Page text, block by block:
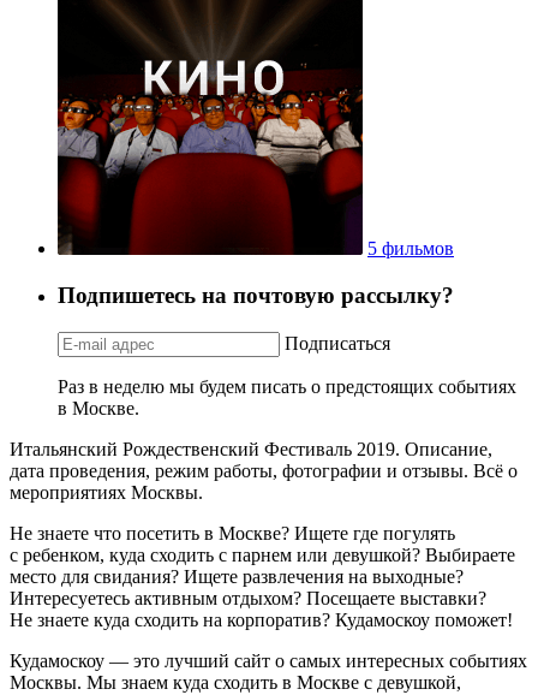
5 фильмов
Подпишетесь на почтовую рассылку?
Подписаться
Раз в неделю мы будем писать о предстоящих событиях
в Москве.
Итальянский Рождественский Фестиваль 2019. Описание,
дата проведения, режим работы, фотографии и отзывы. Всё о
мероприятиях Москвы.
Не знаете что посетить в Москве? Ищете где погулять
с ребенком, куда сходить с парнем или девушкой? Выбираете
место для свидания? Ищете развлечения на выходные?
Интересуетесь активным отдыхом? Посещаете выставки?
Не знаете куда сходить на корпоратив? Кудамоскоу поможет!
Кудамоскоу — это лучший сайт о самых интересных событиях
Москвы. Мы знаем куда сходить в Москве с девушкой,